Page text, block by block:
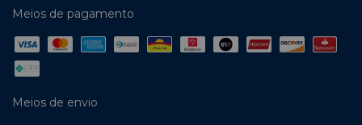
Meios de pagamento
Meios de envio